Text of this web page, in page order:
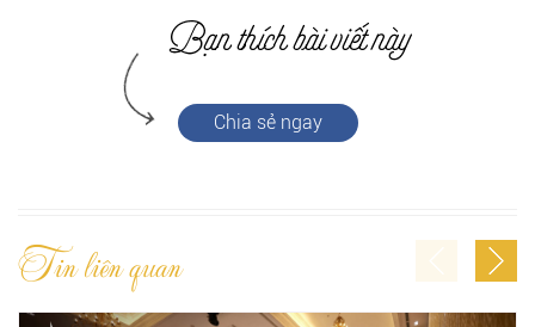
Chia sẻ ngay
Tin liên quan